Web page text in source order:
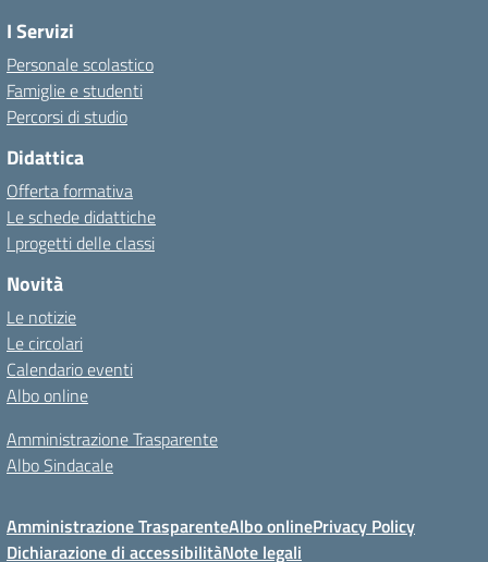
I Servizi
Personale scolastico
Famiglie e studenti
Percorsi di studio
Didattica
Offerta formativa
Le schede didattiche
I progetti delle classi
Novità
Le notizie
Le circolari
Calendario eventi
Albo online
Amministrazione Trasparente
Albo Sindacale
Amministrazione TrasparenteAlbo onlinePrivacy Policy
Dichiarazione di accessibilitàNote legali